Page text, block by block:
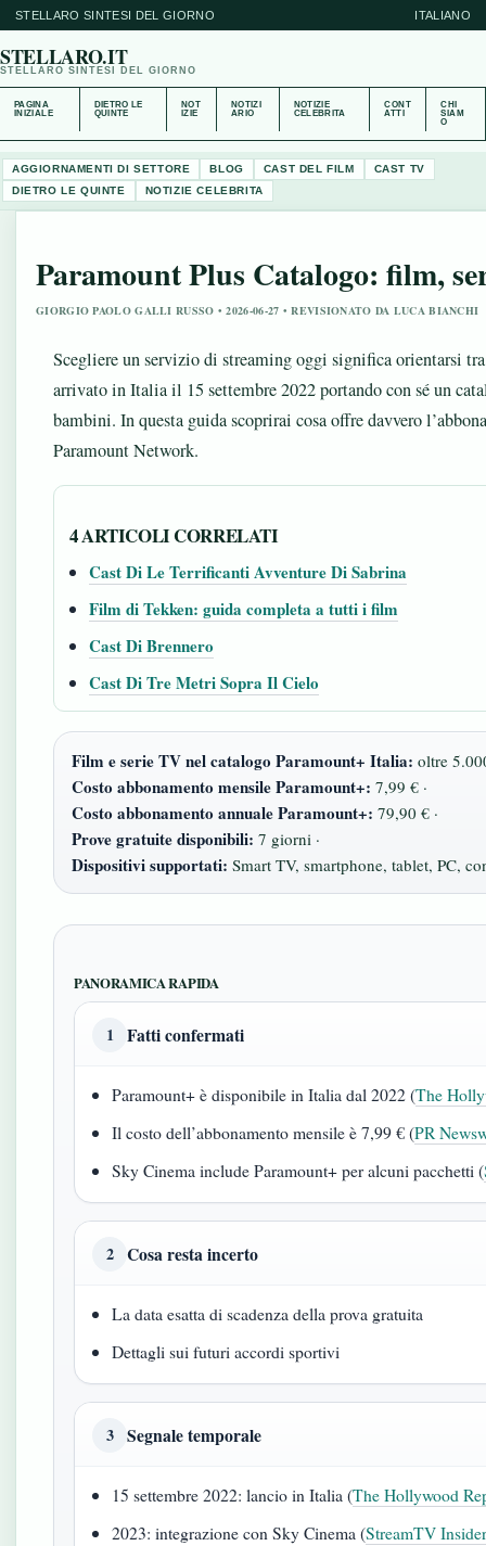
STELLARO SINTESI DEL GIORNO ITALIANO
STELLARO.IT
STELLARO SINTESI DEL GIORNO
PAGINA
INIZIALE
DIETRO LE
QUINTE
NOT
IZIE
NOTIZI
ARIO
NOTIZIE
CELEBRITA
CONT
ATTI
CHI
SIAM
O
AGGIORNAMENTI DI SETTORE BLOG CAST DEL FILM
CAST TV
DIETRO LE QUINTE
NOTIZIE CELEBRITA
Paramount Plus Catalogo: film,
GIORGIO PAOLO GALLI RUSSO • 2026-06-27 • REVISIONATO DA LUCA BIANCHI
Scegliere un servizio di streaming oggi significa orientarsi
arrivato in Italia il 15 settembre 2022 portando con sé un
bambini. In questa guida scoprirai cosa offre davvero
Paramount Network.
4 ARTICOLI CORRELATI
Cast Di Le Terrificanti Avventure Di Sabrina
Film di Tekken: guida completa a tutti i film
Cast Di Brennero
Cast Di Tre Metri Sopra Il Cielo
Film e serie TV nel catalogo Paramount+ Italia: oltre
Costo abbonamento mensile Paramount+: 7,99 € ·
Costo abbonamento annuale Paramount+: 79,90 € ·
Prove gratuite disponibili: 7 giorni ·
Dispositivi supportati: Smart TV, smartphone, tablet, PC,
PANORAMICA RAPIDA
1 Fatti confermati
Paramount+ è disponibile in Italia dal 2022 (The
Il costo dell’abbonamento mensile è 7,99 € (PR
Sky Cinema include Paramount+ per alcuni pacchetti (
2 Cosa resta incerto
La data esatta di scadenza della prova gratuita
Dettagli sui futuri accordi sportivi
3 Segnale temporale
15 settembre 2022: lancio in Italia (The Hollywood
2023: integrazione con Sky Cinema (StreamTV